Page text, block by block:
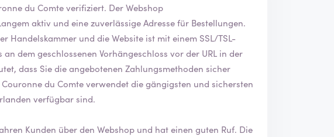
Wir haben das Unternehmen La Couronne du Comte verifiziert. Der Webshop
aktiv und eine zuverlässige Adresse für Bestellungen.
Handelskammer und die Website ist mit einem SSL/TSL-
du Comte verwendet die gängigsten und sichersten
verfügbar sind.
Kunden über den Webshop und hat einen guten Ruf. Die